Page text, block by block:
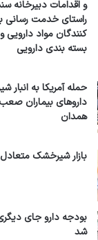
و اقدامات دبیرخانه
راستای خدمت رسانی
کنندگان مواد دارویی
بسته بندی دارویی
حمله آمریکا به انبار
داروهای بیماران
همدان
بازار شیرخشک
بودجه دارو جای
شد